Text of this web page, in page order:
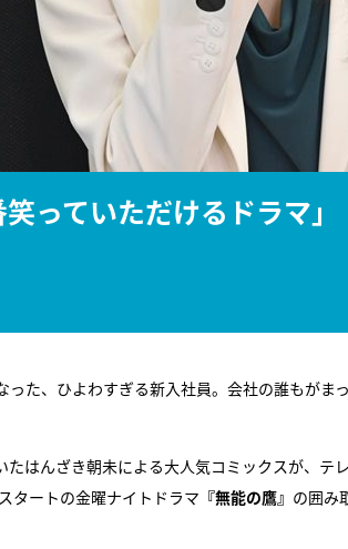
っていただけるドラマ
た、ひよわすぎる新入社員。会社の誰もがま
はんざき朝未による大人気コミックスが、テ
タートの金曜ナイトドラマ 『無能の鷹』 の囲み